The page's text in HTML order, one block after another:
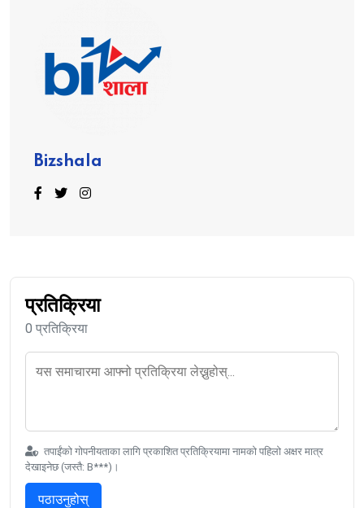
Bizshala
प्रतिक्रिया
0 प्रतिक्रिया
तपाईंको गोपनीयताका लागि प्रकाशित प्रतिक्रियामा नामको पहिलो अक्षर मात्र
देखाइनेछ (जस्तै: B***)।
पठाउनुहोस्